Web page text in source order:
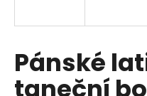
Pánské
taneční
í
t